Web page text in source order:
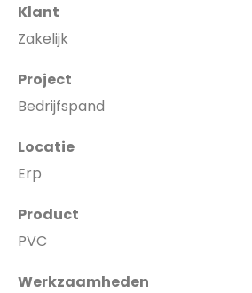
Klant
Zakelijk
Project
Bedrijfspand
Locatie
Erp
Product
PVC
Werkzaamheden